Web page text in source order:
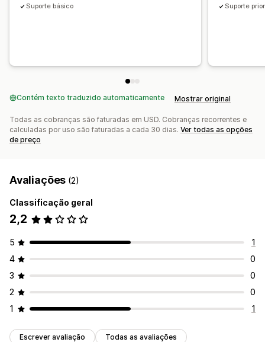
Suporte básico
Suporte
Contém texto traduzido automaticamente Mostrar original
Todas as cobranças são faturadas em USD. Cobranças recorrentes e
calculadas por uso são faturadas a cada 30 dias. Ver todas as opções
de preço
Avaliações (2)
Classificação geral
2,2
5
1
4
0
3
0
2
0
1
1
Escrever avaliação Todas as avaliações